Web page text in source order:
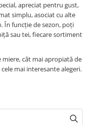
apreciat pentru gust,
simplu, asociat cu alte
În funcție de sezon, poți
sau tei, fiecare sortiment
cât mai apropiată de
mai interesante alegeri.